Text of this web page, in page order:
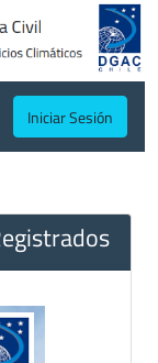
Iniciar Sesión